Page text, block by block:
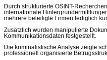
Durch strukturierte OSINT-
internationale
mehrere beteiligte Firmen lediglich
Zusätzlich wurden manipulierte
Kommunikationsdaten festgestellt.
Die kriminalistische Analyse zeigte
professionell organisierte